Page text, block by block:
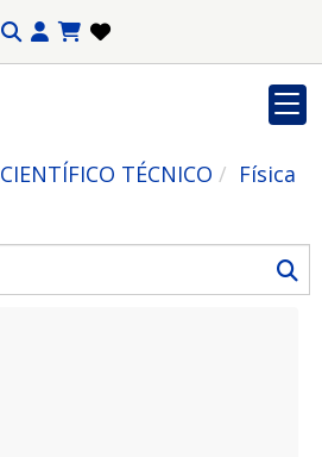
CIENTÍFICO TÉCNICO Física